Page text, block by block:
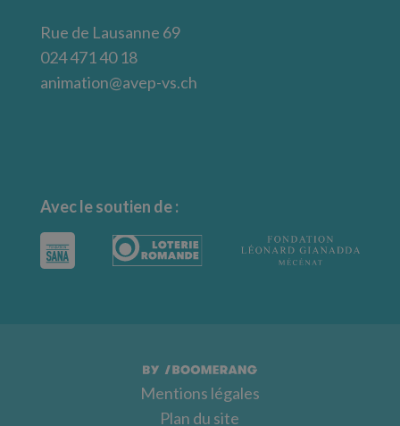
Rue de Lausanne 69
024 471 40 18
animation@avep-vs.ch
Avec le soutien de :
Mentions légales
Plan du site